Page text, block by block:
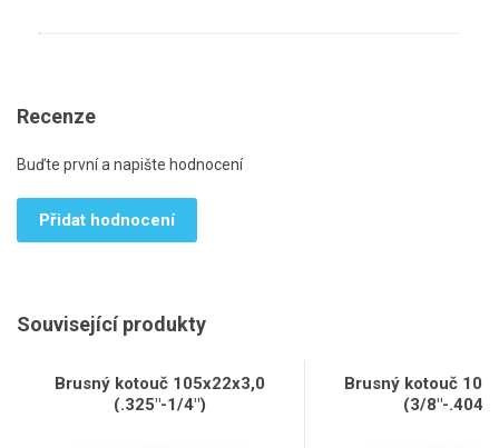
Recenze
Buďte první a napište hodnocení
Přidat hodnocení
Související produkty
Brusný kotouč 105x22x3,0
(.325"-1/4")
Brusný kotouč
(3/8"-.404")